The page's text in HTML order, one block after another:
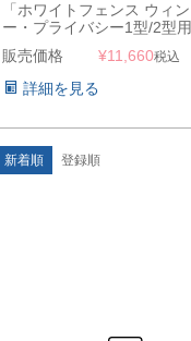
「ホワイトフェンス ウィ
ー・プライバシー1型/2型
ト」
販売価格 ¥11,660税込
詳細を見る
新着順 登録順